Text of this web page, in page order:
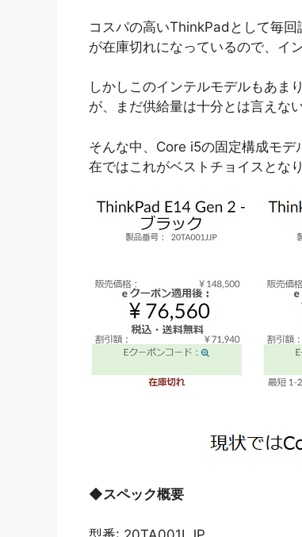
コスパの高いThinkPadとして毎
が在庫切れになっているので、イ
しかしこのインテルモデルもあま
が、まだ供給量は十分とは言えな
そんな中、Core i5の固定構成モ
在ではこれがベストチョイスとな
◆スペック概要